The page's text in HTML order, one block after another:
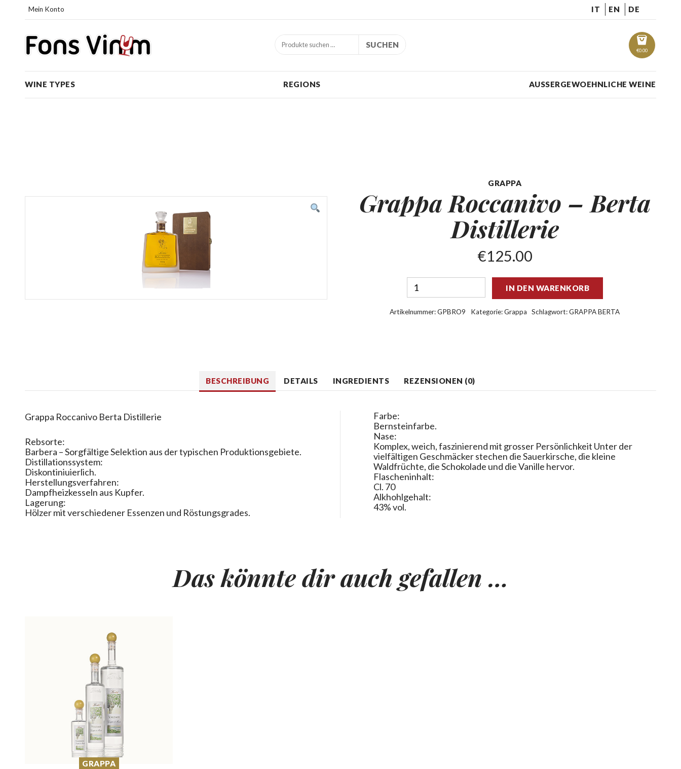
Mein Konto IT EN DE
€0.00
SUCHEN
WINE TYPES REGIONS AUSSERGEWOEHNLICHE WEINE
GRAPPA
Grappa Roccanivo – Berta
Distillerie
€125.00
IN DEN WARENKORB
Artikelnummer:GPBRO9 Kategorie:Grappa Schlagwort:GRAPPA BERTA
BESCHREIBUNG DETAILS INGREDIENTS REZENSIONEN (0)
Grappa Roccanivo Berta Distillerie
Rebsorte:
Barbera – Sorgfältige Selektion aus der typischen Produktionsgebiete.
Distillationssystem:
Diskontiniuierlich.
Herstellungsverfahren:
Dampfheizkesseln aus Kupfer.
Lagerung:
Hölzer mit verschiedener Essenzen und Röstungsgrades.
Farbe:
Bernsteinfarbe.
Nase:
Komplex, weich, faszinierend mit grosser Persönlichkeit Unter der
vielfältigen Geschmäcker stechen die Sauerkirsche, die kleine
Waldfrüchte, die Schokolade und die Vanille hervor.
Flascheninhalt:
Cl. 70
Alkhohlgehalt:
43% vol.
Das könnte dir auch gefallen …
GRAPPA